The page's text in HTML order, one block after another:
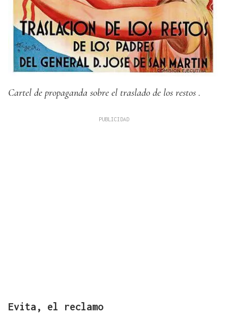
Cartel de propaganda sobre el traslado de los restos .
Evita, el reclamo